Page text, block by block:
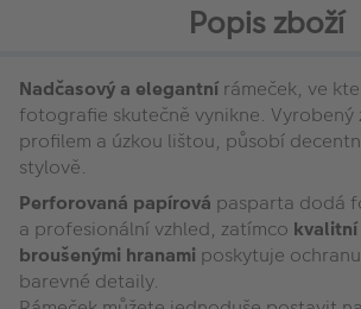
Popis zboží
Nadčasový a elegantní rámeček, ve
fotografie skutečně vynikne. Vyrobený
profilem a úzkou lištou, působí
stylově.
Perforovaná papírová pasparta dodá
a profesionální vzhled, zatímco
broušenými hranami poskytuje
barevné detaily.